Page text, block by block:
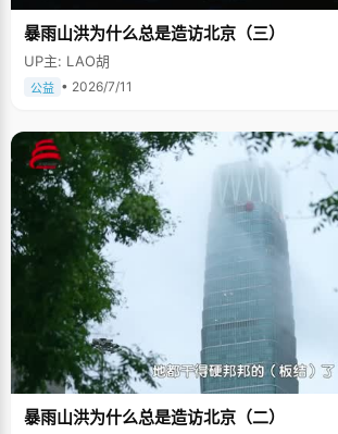
暴雨山洪为什么总是造访北京（三）
UP主: LAO胡
公益 • 2026/7/11
暴雨山洪为什么总是造访北京（二）